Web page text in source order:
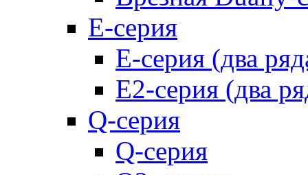
E-серия
E-серия (два
E2-серия (два
Q-серия
Q-серия